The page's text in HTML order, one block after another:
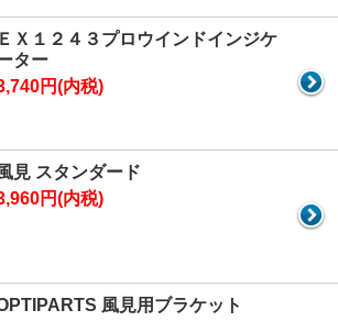
ＥＸ１２４３プロウインドインジケ
ター
円(内税)
見 スタンダード
円(内税)
風見用ブラケット